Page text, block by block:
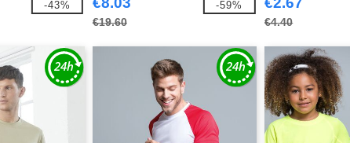
-43%
€19.60
-59%
€4.40